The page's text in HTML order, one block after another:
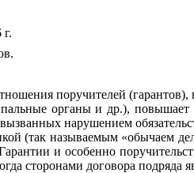
поручителей (гарантов),
органы и др.), повышает
нарушением
(так называемым «обычаем
и особенно
сторонами договора подряда